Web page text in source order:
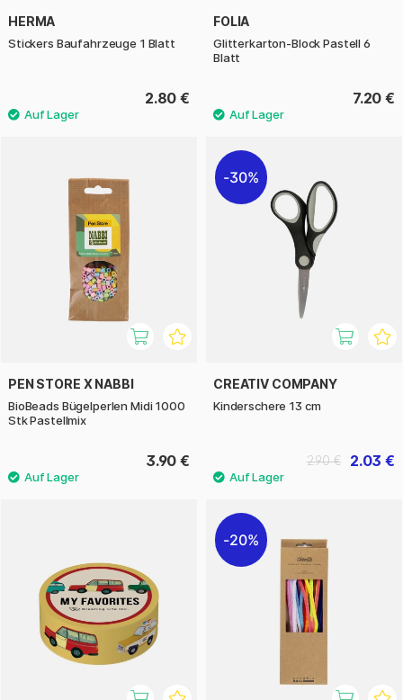
HERMA
Stickers Baufahrzeuge 1 Blatt
2.80 €
FOLIA
Glitterkarton-Block Pastell 6
Blatt
7.20 €
PEN STORE X NABBI
BioBeads Bügelperlen Midi 1000
Stk Pastellmix
3.90 €
30%
CREATIV COMPANY
Kinderschere 13 cm
2.03 €
2.90 €
20%